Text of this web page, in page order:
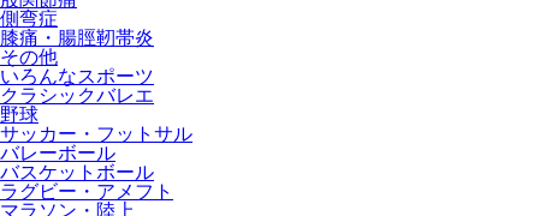
側弯症
膝痛・腸脛靭帯炎
その他
いろんなスポーツ
クラシックバレエ
野球
サッカー・フットサル
バレーボール
バスケットボール
ラグビー・アメフト
マラソン・陸上